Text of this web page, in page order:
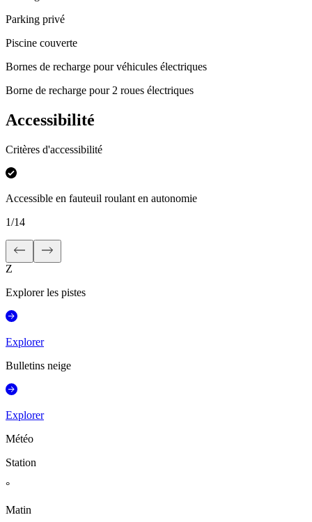
Parking privé
Piscine couverte
Bornes de recharge pour véhicules électriques
Borne de recharge pour 2 roues électriques
Accessibilité
Critères d'accessibilité
Accessible en fauteuil roulant en autonomie
1/14
Z
Explorer les pistes
Explorer
Bulletins neige
Explorer
Météo
Station
°
Matin